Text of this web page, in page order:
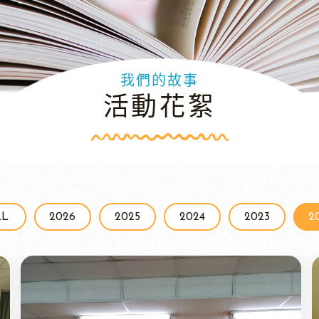
我們的故事
活動花絮
2026 2025 2024 2023